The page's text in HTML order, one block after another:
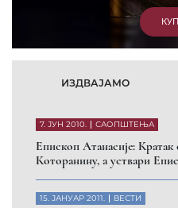
ИЗДВАЈАМО
7. ЈУН 2010. САОПШТЕЊА
Eпископ Атанасије:
Которанину, а уствари
15. ЈАНУАР 2011. ВЕСТИ